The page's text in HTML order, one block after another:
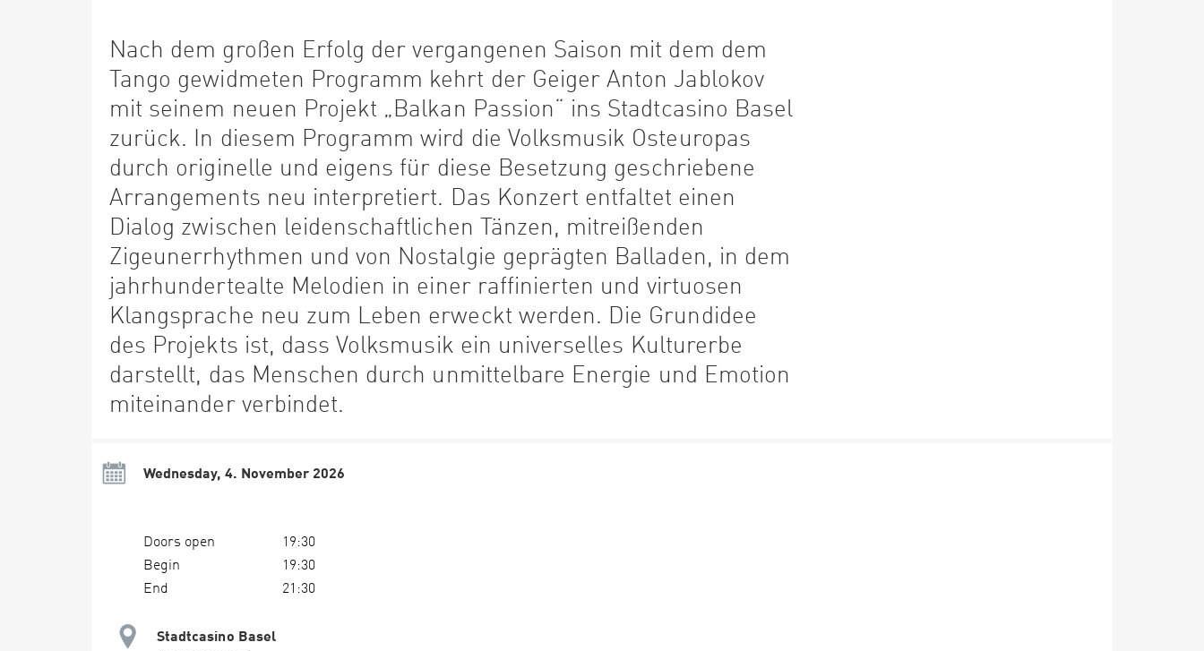
Nach dem großen Erfolg der vergangenen Saison mit dem dem
Tango gewidmeten Programm kehrt der Geiger Anton Jablokov
mit seinem neuen Projekt „Balkan Passion“ ins Stadtcasino Basel
zurück. In diesem Programm wird die Volksmusik Osteuropas
durch originelle und eigens für diese Besetzung geschriebene
Arrangements neu interpretiert. Das Konzert entfaltet einen
Dialog zwischen leidenschaftlichen Tänzen, mitreißenden
Zigeunerrhythmen und von Nostalgie geprägten Balladen, in dem
jahrhundertealte Melodien in einer raffinierten und virtuosen
Klangsprache neu zum Leben erweckt werden. Die Grundidee
des Projekts ist, dass Volksmusik ein universelles Kulturerbe
darstellt, das Menschen durch unmittelbare Energie und Emotion
miteinander verbindet.
Wednesday, 4. November 2026
Doors open
19:30
Begin
19:30
End
21:30
Stadtcasino Basel